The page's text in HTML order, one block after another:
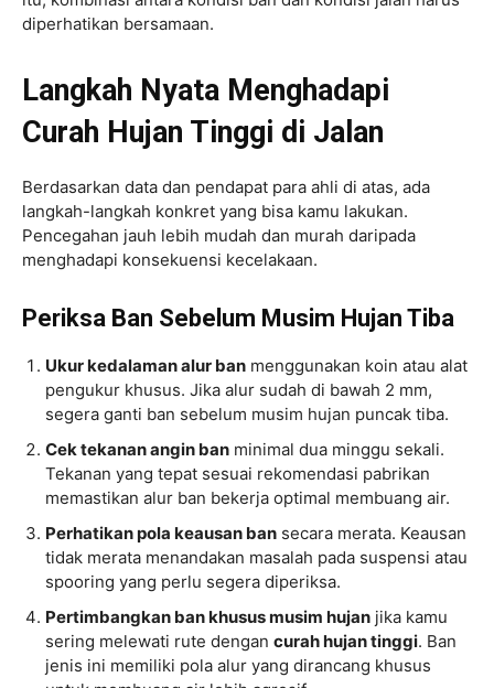
diperhatikan bersamaan.
Langkah Nyata Menghadapi
Curah Hujan Tinggi di Jalan
Berdasarkan data dan pendapat para ahli di atas, ada
langkah-langkah konkret yang bisa kamu lakukan.
Pencegahan jauh lebih mudah dan murah daripada
menghadapi konsekuensi kecelakaan.
Periksa Ban Sebelum Musim Hujan Tiba
Ukur kedalaman alur ban menggunakan koin atau alat
pengukur khusus. Jika alur sudah di bawah 2 mm,
segera ganti ban sebelum musim hujan puncak tiba.
Cek tekanan angin ban minimal dua minggu sekali.
Tekanan yang tepat sesuai rekomendasi pabrikan
memastikan alur ban bekerja optimal membuang air.
Perhatikan pola keausan ban secara merata. Keausan
tidak merata menandakan masalah pada suspensi atau
spooring yang perlu segera diperiksa.
Pertimbangkan ban khusus musim hujan jika kamu
sering melewati rute dengan curah hujan tinggi. Ban
jenis ini memiliki pola alur yang dirancang khusus